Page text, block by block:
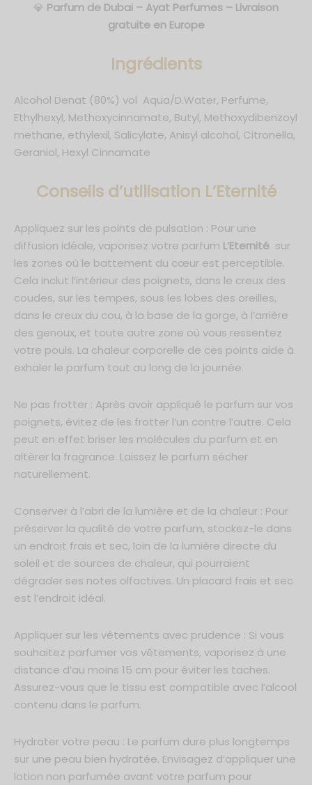
💎 Parfum de Dubai – Ayat Perfumes – Livraison
gratuite en Europe
Ingrédients
Alcohol Denat (80%) vol Aqua/D.Water, Perfume,
Ethylhexyl, Methoxycinnamate, Butyl, Methoxydibenzoyl
methane, ethylexil, Salicylate, Anisyl alcohol, Citronella,
Geraniol, Hexyl Cinnamate
Conseils d’utilisation L’Eternité
Appliquez sur les points de pulsation : Pour une
diffusion idéale, vaporisez votre parfum L’Eternité sur
les zones où le battement du cœur est perceptible.
Cela inclut l’intérieur des poignets, dans le creux des
coudes, sur les tempes, sous les lobes des oreilles,
dans le creux du cou, à la base de la gorge, à l’arrière
des genoux, et toute autre zone où vous ressentez
votre pouls. La chaleur corporelle de ces points aide à
exhaler le parfum tout au long de la journée.
Ne pas frotter : Après avoir appliqué le parfum sur vos
poignets, évitez de les frotter l’un contre l’autre. Cela
peut en effet briser les molécules du parfum et en
altérer la fragrance. Laissez le parfum sécher
naturellement.
Conserver à l’abri de la lumière et de la chaleur : Pour
préserver la qualité de votre parfum, stockez-le dans
un endroit frais et sec, loin de la lumière directe du
soleil et de sources de chaleur, qui pourraient
dégrader ses notes olfactives. Un placard frais et sec
est l’endroit idéal.
Appliquer sur les vêtements avec prudence : Si vous
souhaitez parfumer vos vêtements, vaporisez à une
distance d’au moins 15 cm pour éviter les taches.
Assurez-vous que le tissu est compatible avec l’alcool
contenu dans le parfum.
Hydrater votre peau : Le parfum dure plus longtemps
sur une peau bien hydratée. Envisagez d’appliquer une
lotion non parfumée avant votre parfum pour